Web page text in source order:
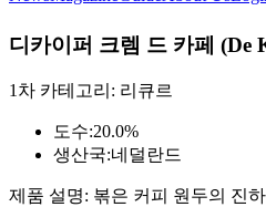
디카이퍼 크렘 드 카페 (De
1차 카테고리: 리큐르
도수:20.0%
생산국:네덜란드
제품 설명: 볶은 커피 원두의 진